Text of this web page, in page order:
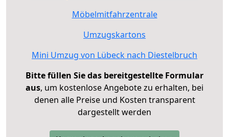
Möbelmitfahrzentrale
Umzugskartons
Mini Umzug von Lübeck nach Diestelbruch
Bitte füllen Sie das bereitgestellte Formular
aus, um kostenlose Angebote zu erhalten, bei
denen alle Preise und Kosten transparent
dargestellt werden